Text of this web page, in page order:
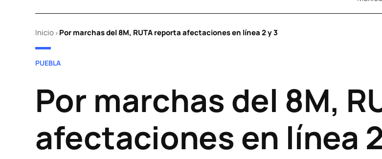
Inicio > Por marchas del 8M, RUTA reporta afectaciones en línea 2 y 3
POSTED
PUEBLA
Por marchas del 8M,
afectaciones en línea